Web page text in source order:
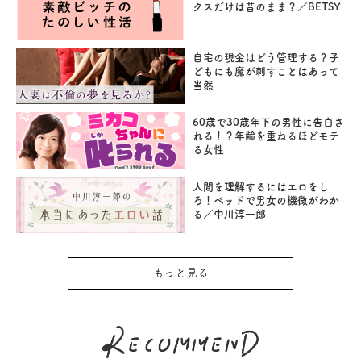
クスだけは昔のまま？／BETSY
自宅の現金はどう管理する？子
どもにも魔が刺すことはあって
当然
60歳で30歳年下の男性に告白さ
れる！？年齢を重ねるほどモテ
る女性
人間を理解するにはエロをし
ろ！ベッドで男女の機微がわか
る／中川淳一郎
もっと見る